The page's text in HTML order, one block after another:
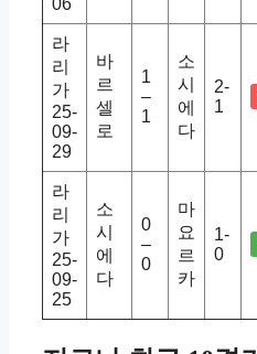
라
리
가
25-
09-
29
바
르
셀
로
1
–
1
소
시
에
다
2-
1
라
리
가
25-
09-
25
소
시
에
다
0
–
0
마
요
르
카
1-
0